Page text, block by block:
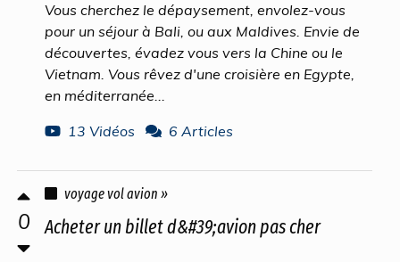
Vous cherchez le dépaysement, envolez-vous
pour un séjour à Bali, ou aux Maldives. Envie de
découvertes, évadez vous vers la Chine ou le
Vietnam. Vous rêvez d'une croisière en Egypte,
en méditerranée...
13 Vidéos
6 Articles
0
voyage vol avion »
Acheter un billet d&#39;avion pas cher